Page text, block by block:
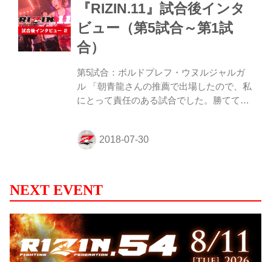
た。 榊原RIZIN実行委員長は「本当に素晴
らしいファイターたちによって、熱いもの
が届けられたのかなと思います。
『RIZIN』で闘いたいと思わせる魅力的な
月、9月と2つの大会が続いていきますの
で、昨日の大会に負けない熱狂を生み出
し...
『RIZIN.11』試合後インタ
ビュー（第5試合～第1試
合）
第5試合：ボルドプレフ・ウヌルジャルガ
ル 「朝青龍さんの推薦で出場したので、私
にとって責任のある試合でした。勝ててよ
す。 ボルドプレフ 試合に参加できて、勝
ててよかったです。 ――勝利しましたがプ
ったのですが、普段通りの動きができまし
たし、モンゴル相撲の技も出せました。
――試合後、朝青龍さんとは何か話しまし
たか？ ボルドプレフ 試合後に朝青龍さん
とは話をしていませんが、朝青龍さんの推
薦で『RIZIN』に出られてよかったです。
NEXT EVENT